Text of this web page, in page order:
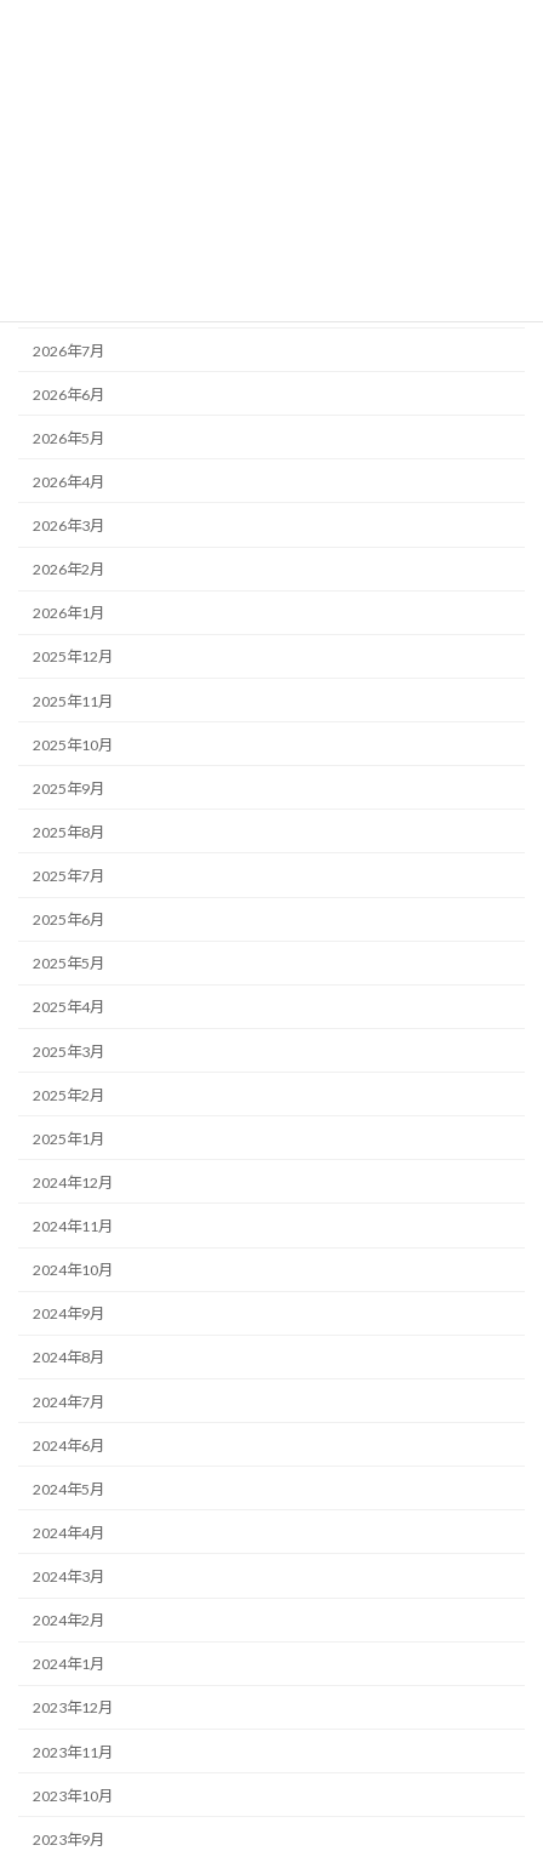
2026年7月
2026年6月
2026年5月
2026年4月
2026年3月
2026年2月
2026年1月
2025年12月
2025年11月
2025年10月
2025年9月
2025年8月
2025年7月
2025年6月
2025年5月
2025年4月
2025年3月
2025年2月
2025年1月
2024年12月
2024年11月
2024年10月
2024年9月
2024年8月
2024年7月
2024年6月
2024年5月
2024年4月
2024年3月
2024年2月
2024年1月
2023年12月
2023年11月
2023年10月
2023年9月